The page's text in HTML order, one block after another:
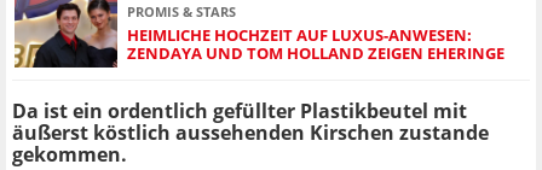
PROMIS & STARS
HEIMLICHE HOCHZEIT AUF LUXUS-ANWESEN:
ZENDAYA UND TOM HOLLAND ZEIGEN EHERINGE
Da ist ein ordentlich gefüllter Plastikbeutel mit
äußerst köstlich aussehenden Kirschen zustande
gekommen.